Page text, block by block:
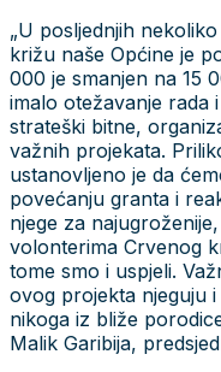
„U posljednjih
križu naše Općine je
000 je smanjen na 15
imalo otežavanje rada
strateški bitne,
važnih projekata.
ustanovljeno je da
povećanju granta i
njege za
volonterima Crvenog
tome smo i uspjeli.
ovog projekta njeguju
nikoga iz bliže
Malik Garibija,